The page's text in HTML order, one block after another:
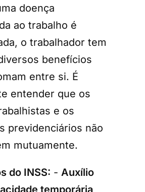
doença
ao trabalho é
o trabalhador tem
benefícios
entre si. É
entender que os
e os
previdenciários não
mutuamente.
do INSS: - Auxílio
temporária